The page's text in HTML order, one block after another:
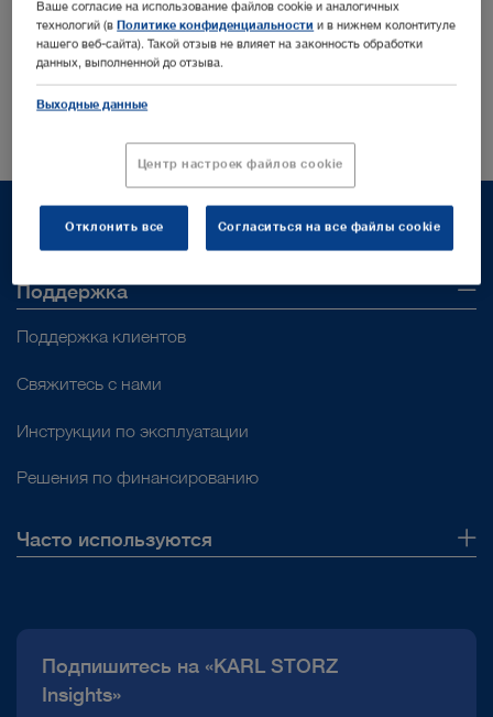
KARL STORZ
Insights
Подпишитесь здесь
Поддержка
Поддержка клиентов
Свяжитесь с нами
Инструкции по эксплуатации
Решения по финансированию
Часто используются
Горячая линия по вопросам комплаенс
Подпишитесь на «KARL STORZ
Insights»
Ваше согласие на использование файлов cookie и аналогичных
технологий (вПолитике конфиденциальности и в нижнем колонтитуле
нашего веб-сайта). Такой отзыв не влияет на законность обработки
данных, выполненной до отзыва.
Выходные данные
Центр настроек файлов cookie
Отклонить все Согласиться на все файлы cookie